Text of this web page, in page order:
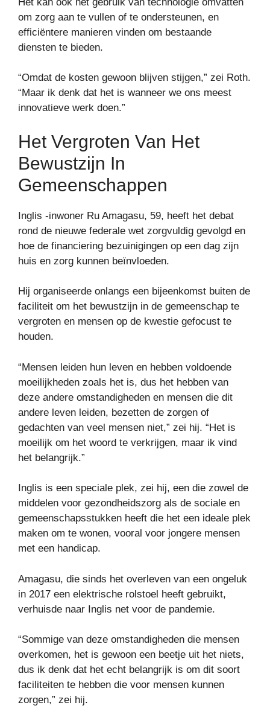
om zorg aan te vullen of te ondersteunen, en
efficiëntere manieren vinden om bestaande
diensten te bieden.
“Omdat de kosten gewoon blijven stijgen,” zei Roth.
“Maar ik denk dat het is wanneer we ons meest
innovatieve werk doen.”
Het Vergroten Van Het
Bewustzijn In
Gemeenschappen
Inglis -inwoner Ru Amagasu, 59, heeft het debat
rond de nieuwe federale wet zorgvuldig gevolgd en
hoe de financiering bezuinigingen op een dag zijn
huis en zorg kunnen beïnvloeden.
Hij organiseerde onlangs een bijeenkomst buiten de
faciliteit om het bewustzijn in de gemeenschap te
vergroten en mensen op de kwestie gefocust te
houden.
“Mensen leiden hun leven en hebben voldoende
moeilijkheden zoals het is, dus het hebben van
deze andere omstandigheden en mensen die dit
andere leven leiden, bezetten de zorgen of
gedachten van veel mensen niet,” zei hij. “Het is
moeilijk om het woord te verkrijgen, maar ik vind
het belangrijk.”
Inglis is een speciale plek, zei hij, een die zowel de
middelen voor gezondheidszorg als de sociale en
gemeenschapsstukken heeft die het een ideale plek
maken om te wonen, vooral voor jongere mensen
met een handicap.
Amagasu, die sinds het overleven van een ongeluk
in 2017 een elektrische rolstoel heeft gebruikt,
verhuisde naar Inglis net voor de pandemie.
“Sommige van deze omstandigheden die mensen
overkomen, het is gewoon een beetje uit het niets,
dus ik denk dat het echt belangrijk is om dit soort
faciliteiten te hebben die voor mensen kunnen
zorgen,” zei hij.